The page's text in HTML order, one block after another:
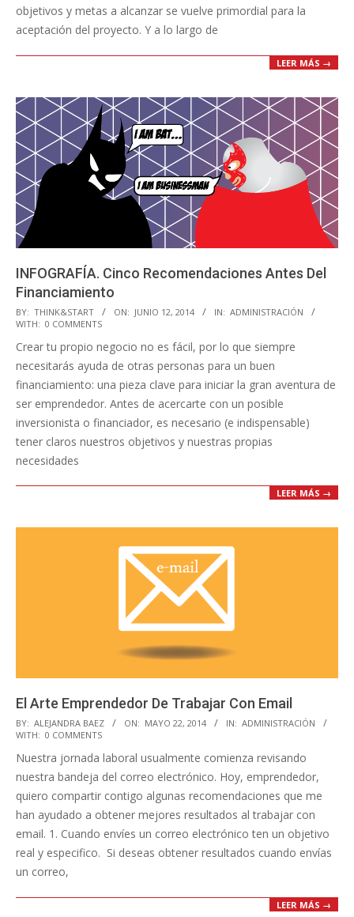
objetivos y metas a alcanzar se vuelve primordial para la
aceptación del proyecto. Y a lo largo de
LEER MÁS →
INFOGRAFÍA. Cinco Recomendaciones Antes Del
Financiamiento
2014-
06-
12
BY: THINK&START ON: JUNIO 12, 2014 IN: ADMINISTRACIÓN
WITH: 0 COMMENTS
Crear tu propio negocio no es fácil, por lo que siempre
necesitarás ayuda de otras personas para un buen
financiamiento: una pieza clave para iniciar la gran aventura de
ser emprendedor. Antes de acercarte con un posible
inversionista o financiador, es necesario (e indispensable)
tener claros nuestros objetivos y nuestras propias
necesidades
LEER MÁS →
El Arte Emprendedor De Trabajar Con Email
2014-
05-
22
BY: ALEJANDRA BAEZ ON: MAYO 22, 2014 IN: ADMINISTRACIÓN
WITH: 0 COMMENTS
Nuestra jornada laboral usualmente comienza revisando
nuestra bandeja del correo electrónico. Hoy, emprendedor,
quiero compartir contigo algunas recomendaciones que me
han ayudado a obtener mejores resultados al trabajar con
email. 1. Cuando envíes un correo electrónico ten un objetivo
real y especifico. Si deseas obtener resultados cuando envías
un correo,
LEER MÁS →